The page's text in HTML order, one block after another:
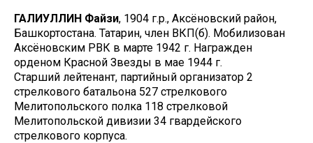
ГАЛИУЛЛИН Файзи, 1904 г.р., Аксёновский район,
Башкортостана. Татарин, член ВКП(б). Мобилизован
Аксёновским РВК в марте 1942 г. Награжден
орденом Красной Звезды в мае 1944 г.
Старший лейтенант, партийный организатор 2
стрелкового батальона 527 стрелкового
Мелитопольского полка 118 стрелковой
Мелитопольской дивизии 34 гвардейского
стрелкового корпуса.